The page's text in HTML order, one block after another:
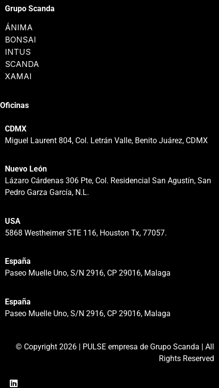
Grupo Scanda
ÁNIMA
BONSAI
INTUS
SCANDA
XAMAI
Oficinas
CDMX
Miguel Laurent 804, Col. Letrán Valle, Benito Juárez, CDMX
Nuevo León
Lázaro Cárdenas 306 Pte, Col. Residencial San Agustín, San
Pedro Garza García, N.L.
USA
5868 Westheimer STE 116, Houston Tx, 77057.
España
Paseo Muelle Uno, S/N 2916, CP 29016, Malaga
España
Paseo Muelle Uno, S/N 2916, CP 29016, Malaga
© Copyright 2026 | PULSE empresa de Grupo Scanda | All
Rights Reserved